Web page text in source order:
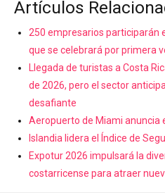
Artículos
250 empresarios participarán
que se celebrará por primera
Llegada de turistas a Costa
de 2026, pero el sector
desafiante
Aeropuerto de Miami anuncia
Islandia lidera el Índice de
Expotur 2026 impulsará la
costarricense para atraer